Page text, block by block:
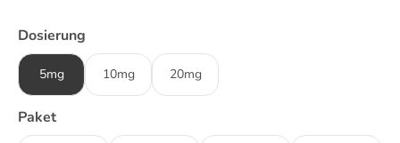
Dosierung
5mg 10mg 20mg
Paket